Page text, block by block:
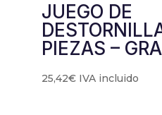
JUEGO DE
PIEZAS –
25,42€ IVA incluido